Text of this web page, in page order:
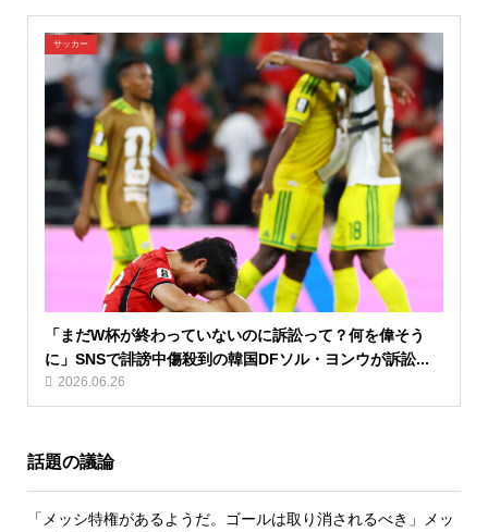
サッカー
「まだW杯が終わっていないのに訴訟って？何を偉そう
に」SNSで誹謗中傷殺到の韓国DFソル・ヨンウが訴訟...
2026.06.26
話題の議論
「メッシ特権があるようだ。ゴールは取り消されるべき」メッ